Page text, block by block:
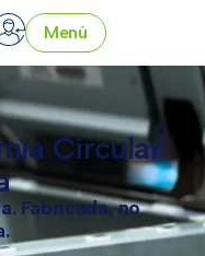
Menú
Circular
Fabricada, no